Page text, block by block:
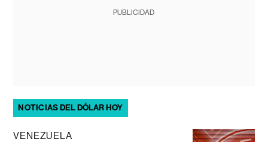
PUBLICIDAD
NOTICIAS DEL DÓLAR HOY
VENEZUELA